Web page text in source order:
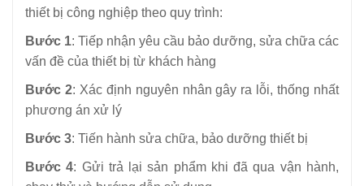
thiết bị công nghiệp theo quy trình:
Bước 1: Tiếp nhận yêu cầu bảo dưỡng, sửa chữa các
vấn đề của thiết bị từ khách hàng
Bước 2: Xác định nguyên nhân gây ra lỗi, thống nhất
phương án xử lý
Bước 3: Tiến hành sửa chữa, bảo dưỡng thiết bị
Bước 4: Gửi trả lại sản phẩm khi đã qua vận hành,